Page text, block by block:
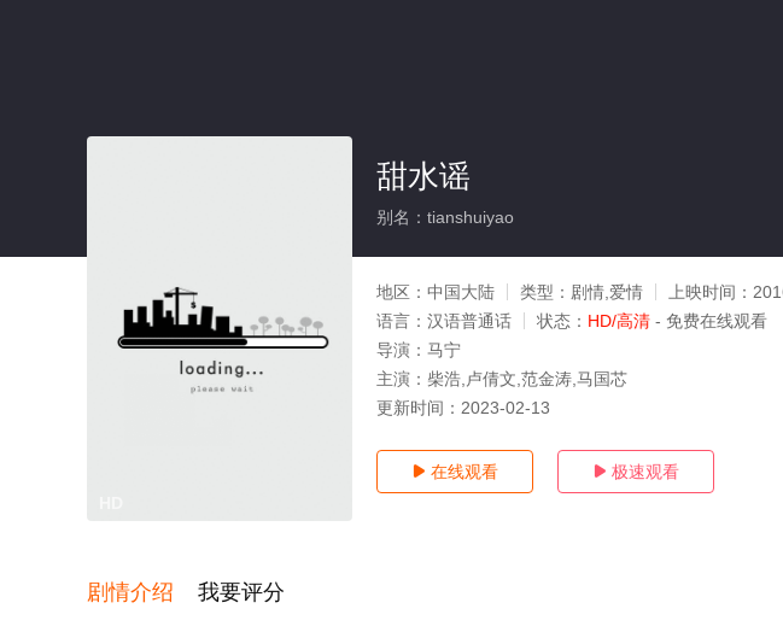
甜水谣
别名：tianshuiyao
地区： 中国大陆 类型： 剧情,爱情 上映时间：
语言： 汉语普通话 状态： HD/高清 - 免费在线观看
导演： 马宁
主演： 柴浩,卢倩文,范金涛,马国芯
更新时间： 2023-02-13
 在线观看  极速观看
剧情介绍 我要评分